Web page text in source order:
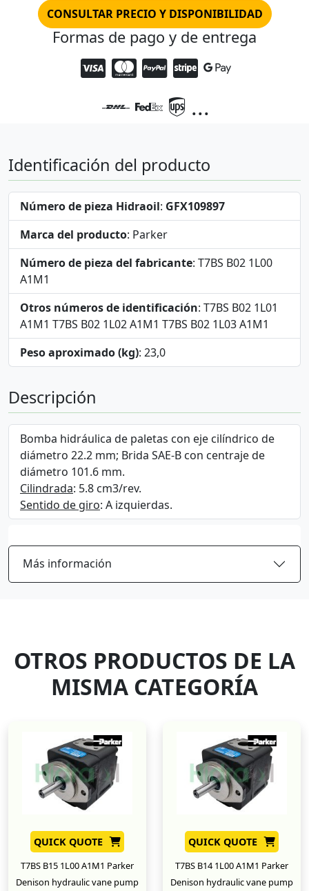
CONSULTAR PRECIO Y DISPONIBILIDAD
Formas de pago y de entrega
...
Identificación del producto
Número de pieza Hidraoil: GFX109897
Marca del producto: Parker
Número de pieza del fabricante: T7BS B02 1L00
A1M1
Otros números de identificación: T7BS B02 1L01
A1M1 T7BS B02 1L02 A1M1 T7BS B02 1L03 A1M1
Peso aproximado (kg): 23,0
Descripción
Bomba hidráulica de paletas con eje cilíndrico de
diámetro 22.2 mm; Brida SAE-B con centraje de
diámetro 101.6 mm.
Cilindrada: 5.8 cm3/rev.
Sentido de giro: A izquierdas.
Más información
OTROS PRODUCTOS DE LA
MISMA CATEGORÍA
QUICK QUOTE
T7BS B15 1L00 A1M1 Parker
Denison hydraulic vane pump
QUICK QUOTE
T7BS B14 1L00 A1M1 Parker
Denison hydraulic vane pump